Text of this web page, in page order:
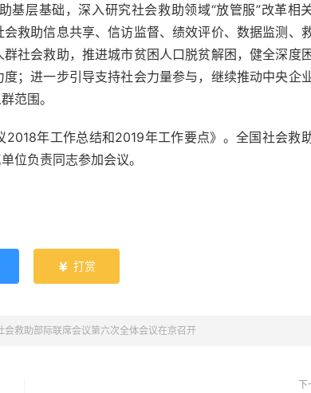
基层基础，深入研究社会救助领域“放管服”改革相
救助信息共享、信访监督、绩效评价、数据监测、
社会救助，推进城市贫困人口脱贫解困，健全深度
；进一步引导支持社会力量参与，继续推动中央企
范围。
年工作总结和2019年工作要点》。全国社会救
位负责同志参加会议。
 打赏
会救助部际联席会议第六次全体会议在京召开
下